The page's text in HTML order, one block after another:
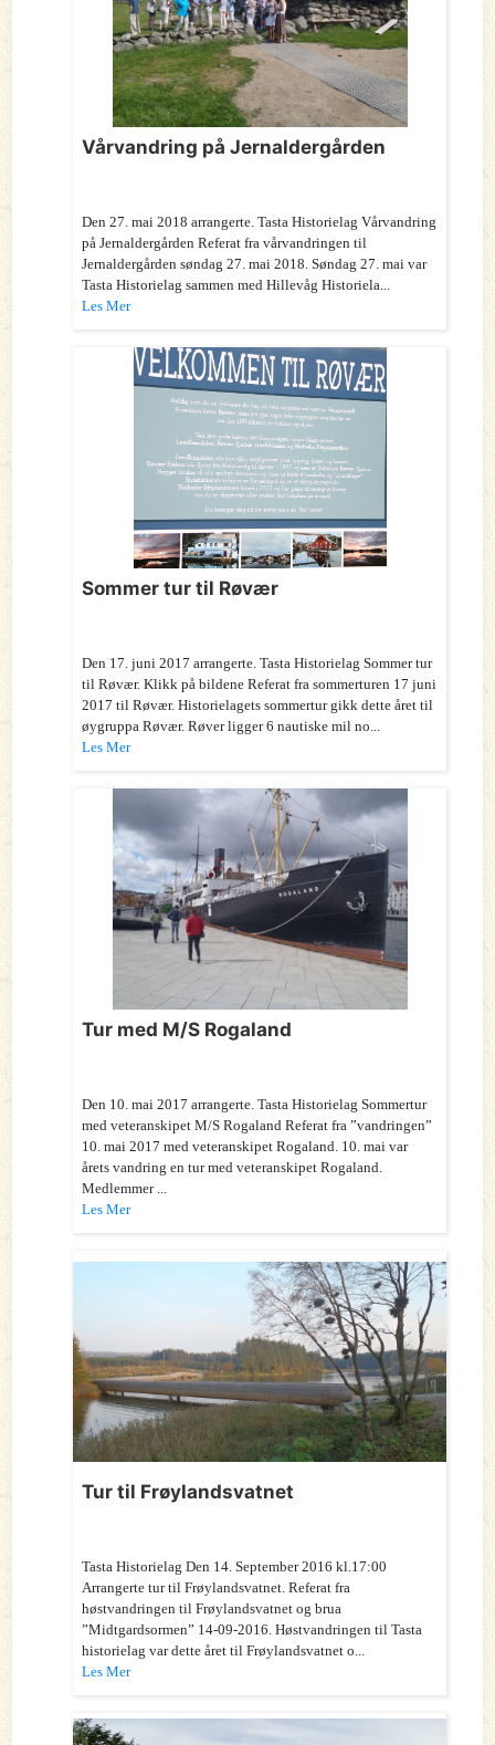
Vårvandring på Jernaldergården
Den 27. mai 2018 arrangerte. Tasta Historielag Vårvandring
på Jernaldergården Referat fra vårvandringen til
Jernaldergården søndag 27. mai 2018. Søndag 27. mai var
Tasta Historielag sammen med Hillevåg Historiela...
Les Mer
Sommer tur til Røvær
Den 17. juni 2017 arrangerte. Tasta Historielag Sommer tur
til Røvær. Klikk på bildene Referat fra sommerturen 17 juni
2017 til Røvær. Historielagets sommertur gikk dette året til
øygruppa Røvær. Røver ligger 6 nautiske mil no...
Les Mer
Tur med M/S Rogaland
Den 10. mai 2017 arrangerte. Tasta Historielag Sommertur
med veteranskipet M/S Rogaland Referat fra ”vandringen”
10. mai 2017 med veteranskipet Rogaland. 10. mai var
årets vandring en tur med veteranskipet Rogaland.
Medlemmer ...
Les Mer
Tur til Frøylandsvatnet
Tasta Historielag Den 14. September 2016 kl.17:00
Arrangerte tur til Frøylandsvatnet. Referat fra
høstvandringen til Frøylandsvatnet og brua
”Midtgardsormen” 14-09-2016. Høstvandringen til Tasta
historielag var dette året til Frøylandsvatnet o...
Les Mer